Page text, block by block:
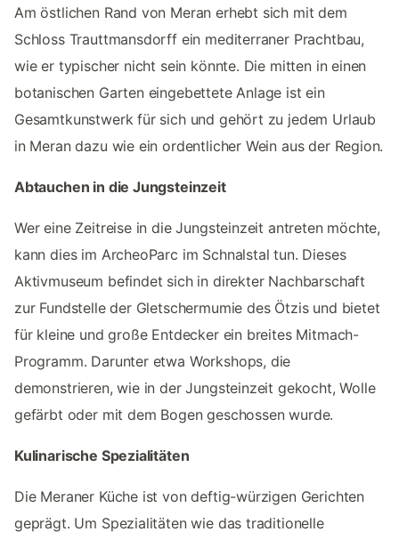
Am östlichen Rand von Meran erhebt sich mit dem
Schloss Trauttmansdorff ein mediterraner Prachtbau,
wie er typischer nicht sein könnte. Die mitten in einen
botanischen Garten eingebettete Anlage ist ein
Gesamtkunstwerk für sich und gehört zu jedem Urlaub
in Meran dazu wie ein ordentlicher Wein aus der Region.
Abtauchen in die Jungsteinzeit
Wer eine Zeitreise in die Jungsteinzeit antreten möchte,
kann dies im ArcheoParc im Schnalstal tun. Dieses
Aktivmuseum befindet sich in direkter Nachbarschaft
zur Fundstelle der Gletschermumie des Ötzis und bietet
für kleine und große Entdecker ein breites Mitmach-
Programm. Darunter etwa Workshops, die
demonstrieren, wie in der Jungsteinzeit gekocht, Wolle
gefärbt oder mit dem Bogen geschossen wurde.
Kulinarische Spezialitäten
Die Meraner Küche ist von deftig-würzigen Gerichten
geprägt. Um Spezialitäten wie das traditionelle